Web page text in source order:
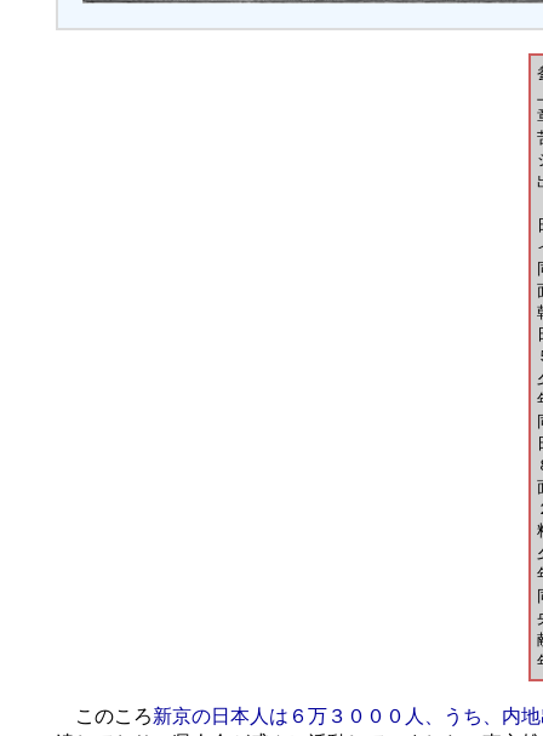
このころ新京の日本人は６万３０００人、うち、内